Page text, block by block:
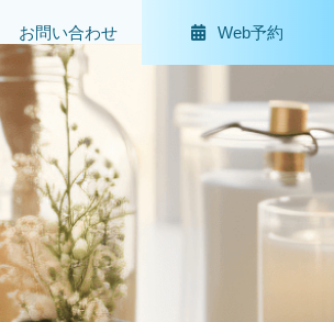
お問い合わせ Web予約